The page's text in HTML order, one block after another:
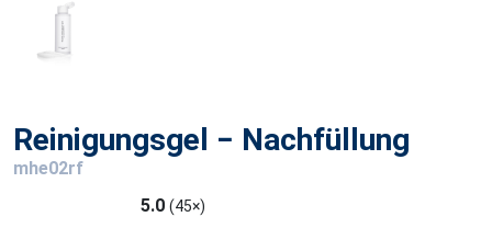
Reinigungsgel − Nachfüllung
mhe02rf
5.0 (45×)